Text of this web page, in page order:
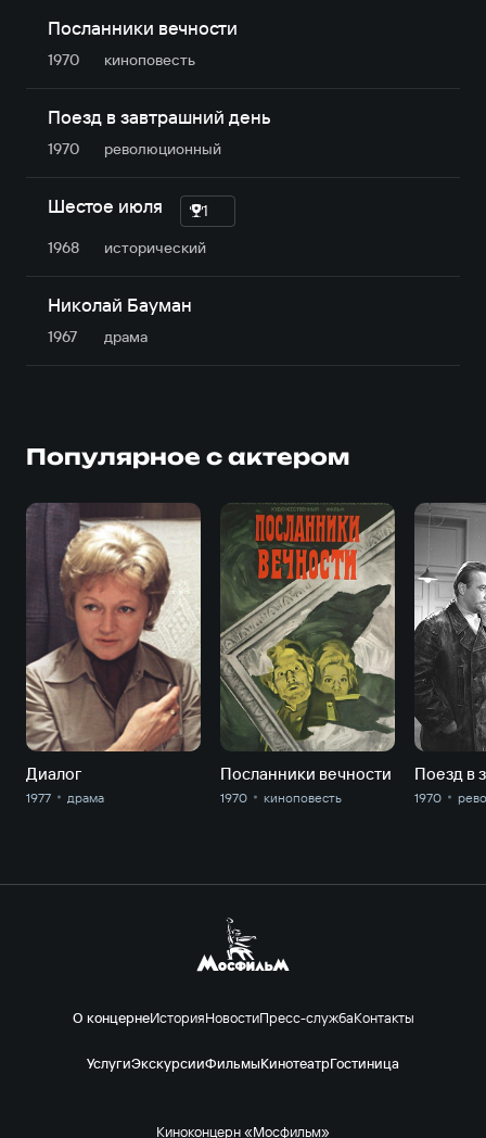
Посланники вечности
1970 киноповесть
Поезд в завтрашний день
1970 революционный
Шестое июля
1
1968
исторический
Николай Бауман
1967 драма
Популярное с актером
Диалог
1977 драма
Посланники вечности
1970 киноповесть 1970
О концернеИсторияНовостиПресс-службаКонтакты
УслугиЭкскурсииФильмыКинотеатрГостиница
Киноконцерн «Мосфильм»